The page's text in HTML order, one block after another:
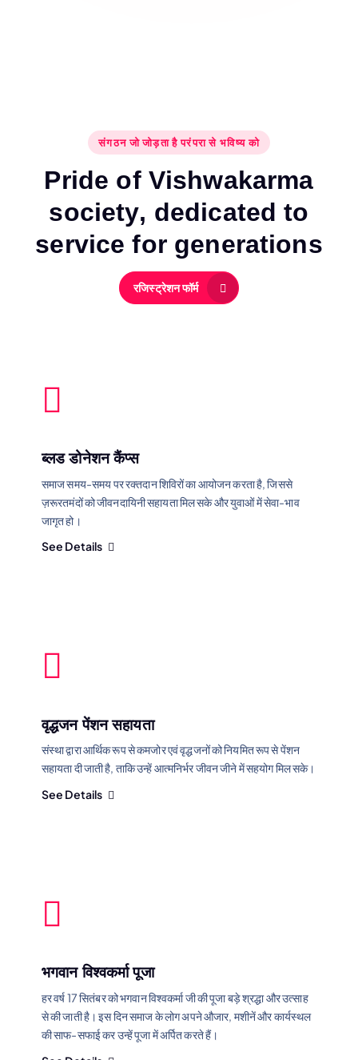
संगठन जो जोड़ता है परंपरा से भविष्य को
Pride of Vishwakarma
society, dedicated to
service for generations
रजिस्ट्रेशन फॉर्म
ब्लड डोनेशन कैंप्स
समाज समय-समय पर रक्तदान शिविरों का आयोजन करता है, जिससे
ज़रूरतमंदों को जीवनदायिनी सहायता मिल सके और युवाओं में सेवा-भाव
जागृत हो।
See Details
वृद्धजन पेंशन सहायता
संस्था द्वारा आर्थिक रूप से कमजोर एवं वृद्धजनों को नियमित रूप से पेंशन
सहायता दी जाती है, ताकि उन्हें आत्मनिर्भर जीवन जीने में सहयोग मिल सके।
See Details
भगवान विश्वकर्मा पूजा
हर वर्ष 17 सितंबर को भगवान विश्वकर्मा जी की पूजा बड़े श्रद्धा और उत्साह
से की जाती है। इस दिन समाज के लोग अपने औजार, मशीनें और कार्यस्थल
की साफ-सफाई कर उन्हें पूजा में अर्पित करते हैं।